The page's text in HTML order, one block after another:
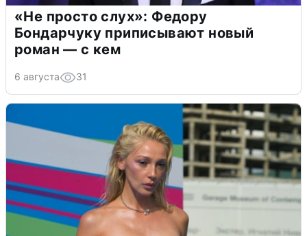
«Не просто слух»: Федору
Бондарчуку приписывают новый
роман — с кем
6 августа 31